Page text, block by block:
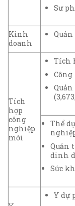
Sư
Kinh
doanh
Tích
hợp
công
nghiệp
mới
Tích
Thể
Quản
dinh
Sức
Y dự